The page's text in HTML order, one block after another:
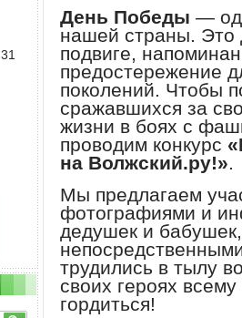
День Победы —
нашей страны. Это
подвиге,
предостережение
поколений. Чтобы
сражавшихся за
жизни в боях с
проводим конкурс
на Волжский.ру!».
Мы предлагаем
фотографиями и
дедушек и
трудились в тылу
своих героях
гордиться!
31